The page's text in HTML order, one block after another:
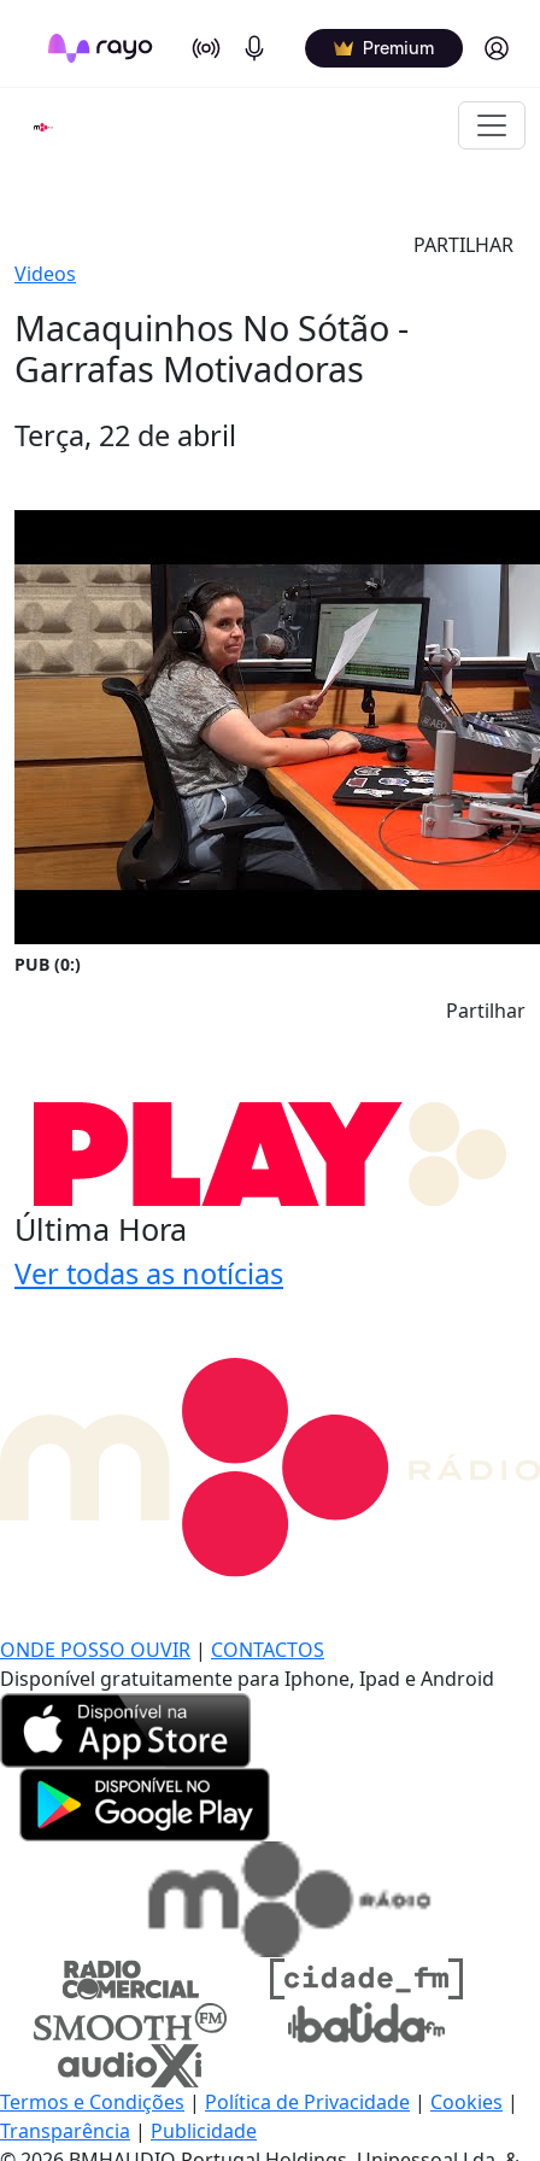
On Air Podcasts Premium Log in
PARTILHAR
Videos
Macaquinhos No Sótão -
Garrafas Motivadoras
Terça, 22 de abril
PUB (0:)
Partilhar
Última Hora
Ver todas as notícias
ONDE POSSO OUVIR | CONTACTOS
Disponível gratuitamente para Iphone, Ipad e Android
Termos e Condições | Política de Privacidade | Cookies |
Transparência | Publicidade